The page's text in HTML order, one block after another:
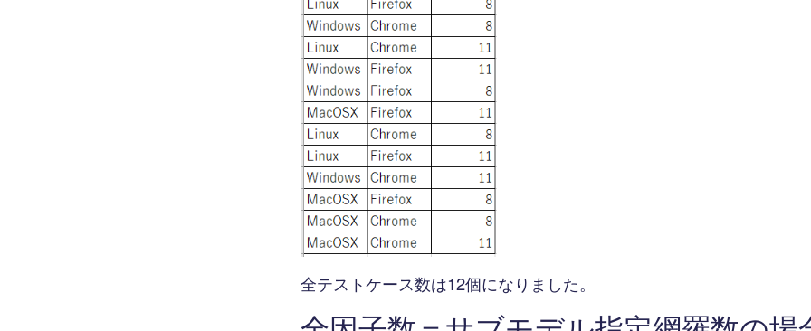
全テストケース数は12個になりました。